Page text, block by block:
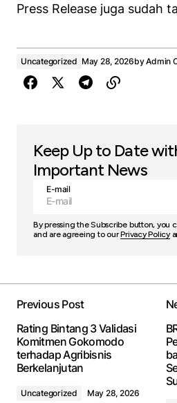
Press Release juga sudah
Uncategorized May 28, 2026byAdmin
Keep Up to Date
Important News
E-mail
By pressing the Subscribe button, you
and are agreeing to ourPrivacy Policy
Previous Post
Rating Bintang 3 Validasi
Komitmen Gokomodo
terhadap Agribisnis
Berkelanjutan
Uncategorized May 28, 2026